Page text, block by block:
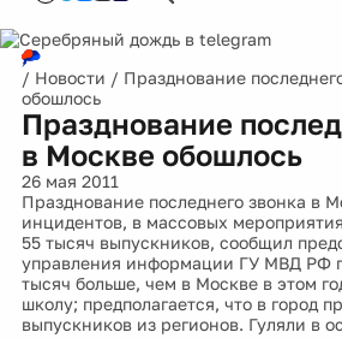
/ Новости / Празднование
обошлось
Празднование
в Москве обошлось
26 мая 2011
Празднование последнего звонка в
инцидентов, в массовых
55 тысяч выпускников, сообщил
управления информации ГУ МВД РФ
тысяч больше, чем в Москве в этом
школу; предполагается, что в город
выпускников из регионов. Гуляли в